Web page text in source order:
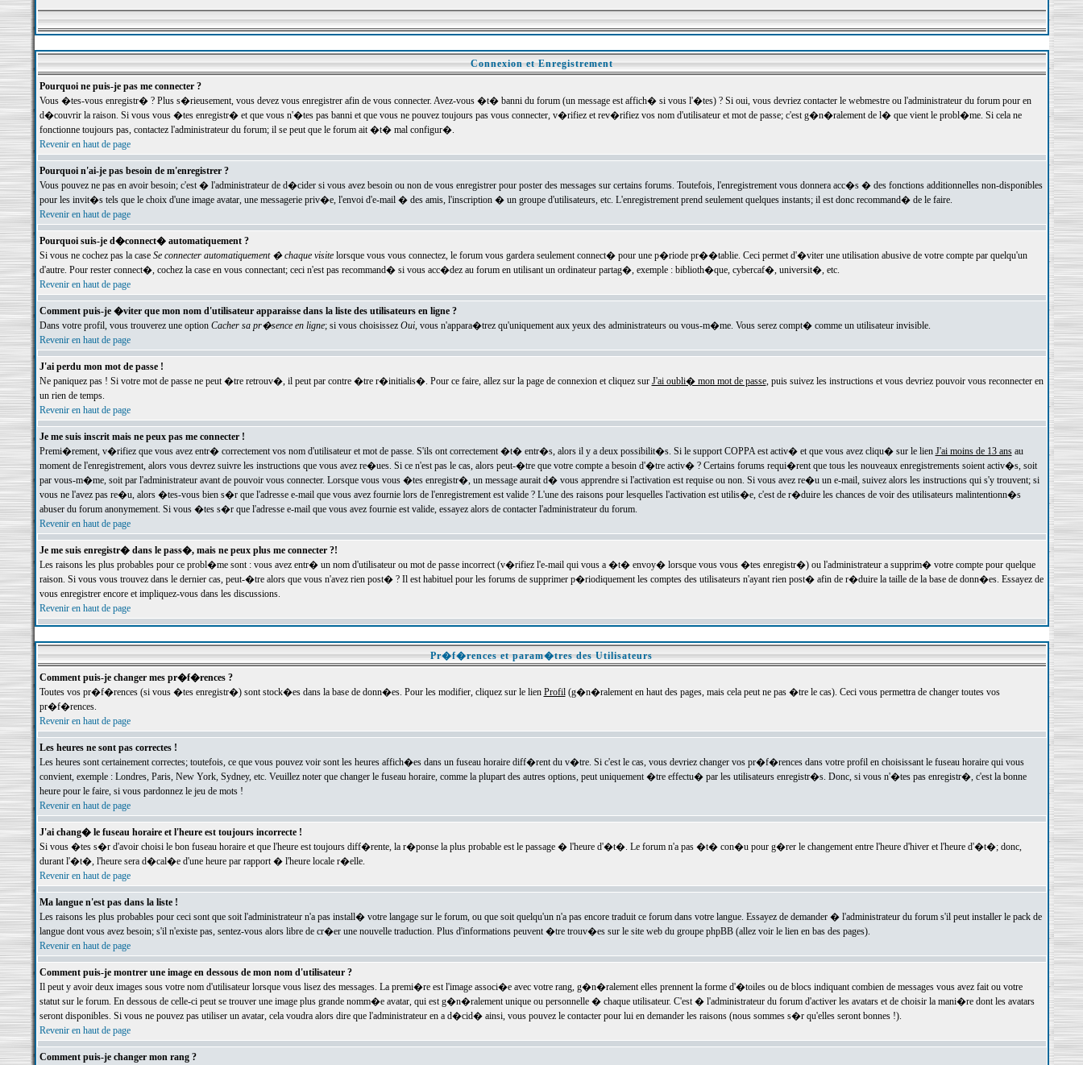
Connexion et Enregistrement
Pourquoi ne puis-je pas me connecter ?
Vous �tes-vous enregistr� ? Plus s�rieusement, vous devez vous enregistrer afin de vous connecter. Avez-vous �t� banni du forum (un message est affich� si vous l'�tes) ? Si oui, vous devriez contacter le webmestre ou l'administrateur du forum pour en
d�couvrir la raison. Si vous vous �tes enregistr� et que vous n'�tes pas banni et que vous ne pouvez toujours pas vous connecter, v�rifiez et rev�rifiez vos nom d'utilisateur et mot de passe; c'est g�n�ralement de l� que vient le probl�me. Si cela ne
fonctionne toujours pas, contactez l'administrateur du forum; il se peut que le forum ait �t� mal configur�.
Revenir en haut de page
Pourquoi n'ai-je pas besoin de m'enregistrer ?
Vous pouvez ne pas en avoir besoin; c'est � l'administrateur de d�cider si vous avez besoin ou non de vous enregistrer pour poster des messages sur certains forums. Toutefois, l'enregistrement vous donnera acc�s � des fonctions additionnelles non-disponibles
pour les invit�s tels que le choix d'une image avatar, une messagerie priv�e, l'envoi d'e-mail � des amis, l'inscription � un groupe d'utilisateurs, etc. L'enregistrement prend seulement quelques instants; il est donc recommand� de le faire.
Revenir en haut de page
Pourquoi suis-je d�connect� automatiquement ?
Si vous ne cochez pas la case Se connecter automatiquement � chaque visitelorsque vous vous connectez, le forum vous gardera seulement connect� pour une p�riode pr��tablie. Ceci permet d'�viter une utilisation abusive de votre compte par quelqu'un
d'autre. Pour rester connect�, cochez la case en vous connectant; ceci n'est pas recommand� si vous acc�dez au forum en utilisant un ordinateur partag�, exemple : biblioth�que, cybercaf�, universit�, etc.
Revenir en haut de page
Comment puis-je �viter que mon nom d'utilisateur apparaisse dans la liste des utilisateurs en ligne ?
Dans votre profil, vous trouverez une option Cacher sa pr�sence en ligne; si vous choisissez Oui, vous n'appara�trez qu'uniquement aux yeux des administrateurs ou vous-m�me. Vous serez compt� comme un utilisateur invisible.
Revenir en haut de page
J'ai perdu mon mot de passe !
Ne paniquez pas ! Si votre mot de passe ne peut �tre retrouv�, il peut par contre �tre r�initialis�. Pour ce faire, allez sur la page de connexion et cliquez sur J'ai oubli� mon mot de passe, puis suivez les instructions et vous devriez pouvoir vous reconnecter en
un rien de temps.
Revenir en haut de page
Je me suis inscrit mais ne peux pas me connecter !
Premi�rement, v�rifiez que vous avez entr� correctement vos nom d'utilisateur et mot de passe. S'ils ont correctement �t� entr�s, alors il y a deux possibilit�s. Si le support COPPA est activ� et que vous avez cliqu� sur le lien J'ai moins de 13 ansau
moment de l'enregistrement, alors vous devrez suivre les instructions que vous avez re�ues. Si ce n'est pas le cas, alors peut-�tre que votre compte a besoin d'�tre activ� ? Certains forums requi�rent que tous les nouveaux enregistrements soient activ�s, soit
par vous-m�me, soit par l'administrateur avant de pouvoir vous connecter. Lorsque vous vous �tes enregistr�, un message aurait d� vous apprendre si l'activation est requise ou non. Si vous avez re�u un e-mail, suivez alors les instructions qui s'y trouvent; si
vous ne l'avez pas re�u, alors �tes-vous bien s�r que l'adresse e-mail que vous avez fournie lors de l'enregistrement est valide ? L'une des raisons pour lesquelles l'activation est utilis�e, c'est de r�duire les chances de voir des utilisateurs malintentionn�s
abuser du forum anonymement. Si vous �tes s�r que l'adresse e-mail que vous avez fournie est valide, essayez alors de contacter l'administrateur du forum.
Revenir en haut de page
Je me suis enregistr� dans le pass�, mais ne peux plus me connecter ?!
Les raisons les plus probables pour ce probl�me sont : vous avez entr� un nom d'utilisateur ou mot de passe incorrect (v�rifiez l'e-mail qui vous a �t� envoy� lorsque vous vous �tes enregistr�) ou l'administrateur a supprim� votre compte pour quelque
raison. Si vous vous trouvez dans le dernier cas, peut-�tre alors que vous n'avez rien post� ? Il est habituel pour les forums de supprimer p�riodiquement les comptes des utilisateurs n'ayant rien post� afin de r�duire la taille de la base de donn�es. Essayez de
vous enregistrer encore et impliquez-vous dans les discussions.
Revenir en haut de page
Pr�f�rences et param�tres des Utilisateurs
Comment puis-je changer mes pr�f�rences ?
Toutes vos pr�f�rences (si vous �tes enregistr�) sont stock�es dans la base de donn�es. Pour les modifier, cliquez sur le lien Profil(g�n�ralement en haut des pages, mais cela peut ne pas �tre le cas). Ceci vous permettra de changer toutes vos
pr�f�rences.
Revenir en haut de page
Les heures ne sont pas correctes !
Les heures sont certainement correctes; toutefois, ce que vous pouvez voir sont les heures affich�es dans un fuseau horaire diff�rent du v�tre. Si c'est le cas, vous devriez changer vos pr�f�rences dans votre profil en choisissant le fuseau horaire qui vous
convient, exemple : Londres, Paris, New York, Sydney, etc. Veuillez noter que changer le fuseau horaire, comme la plupart des autres options, peut uniquement �tre effectu� par les utilisateurs enregistr�s. Donc, si vous n'�tes pas enregistr�, c'est la bonne
heure pour le faire, si vous pardonnez le jeu de mots !
Revenir en haut de page
J'ai chang� le fuseau horaire et l'heure est toujours incorrecte !
Si vous �tes s�r d'avoir choisi le bon fuseau horaire et que l'heure est toujours diff�rente, la r�ponse la plus probable est le passage � l'heure d'�t�. Le forum n'a pas �t� con�u pour g�rer le changement entre l'heure d'hiver et l'heure d'�t�; donc,
durant l'�t�, l'heure sera d�cal�e d'une heure par rapport � l'heure locale r�elle.
Revenir en haut de page
Ma langue n'est pas dans la liste !
Les raisons les plus probables pour ceci sont que soit l'administrateur n'a pas install� votre langage sur le forum, ou que soit quelqu'un n'a pas encore traduit ce forum dans votre langue. Essayez de demander � l'administrateur du forum s'il peut installer le pack de
langue dont vous avez besoin; s'il n'existe pas, sentez-vous alors libre de cr�er une nouvelle traduction. Plus d'informations peuvent �tre trouv�es sur le site web du groupe phpBB (allez voir le lien en bas des pages).
Revenir en haut de page
Comment puis-je montrer une image en dessous de mon nom d'utilisateur ?
Il peut y avoir deux images sous votre nom d'utilisateur lorsque vous lisez des messages. La premi�re est l'image associ�e avec votre rang, g�n�ralement elles prennent la forme d'�toiles ou de blocs indiquant combien de messages vous avez fait ou votre
statut sur le forum. En dessous de celle-ci peut se trouver une image plus grande nomm�e avatar, qui est g�n�ralement unique ou personnelle � chaque utilisateur. C'est � l'administrateur du forum d'activer les avatars et de choisir la mani�re dont les avatars
seront disponibles. Si vous ne pouvez pas utiliser un avatar, cela voudra alors dire que l'administrateur en a d�cid� ainsi, vous pouvez le contacter pour lui en demander les raisons (nous sommes s�r qu'elles seront bonnes !).
Revenir en haut de page
Comment puis-je changer mon rang ?